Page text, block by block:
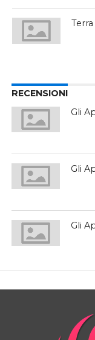
RECENSIONI
Gli
Gli
Gli